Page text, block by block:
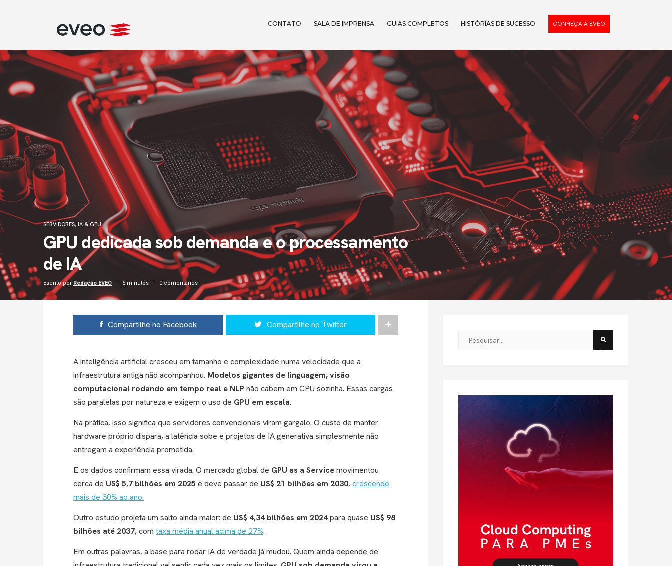
CONTATO SALA DE IMPRENSA GUIAS COMPLETOS HISTÓRIAS DE SUCESSO CONHEÇA A EVEO
SERVIDORES, IA & GPU
GPU dedicada sob demanda e o processamento
de IA
Escrito por Redação EVEO 5 minutos 0 comentários
Compartilhe no Facebook Compartilhe no Twitter
A inteligência artificial cresceu em tamanho e complexidade numa velocidade que a
infraestrutura antiga não acompanhou. Modelos gigantes de linguagem, visão
computacional rodando em tempo real e NLP não cabem em CPU sozinha. Essas cargas
são paralelas por natureza e exigem o uso de GPU em escala.
Na prática, isso significa que servidores convencionais viram gargalo. O custo de manter
hardware próprio dispara, a latência sobe e projetos de IA generativa simplesmente não
entregam a experiência prometida.
E os dados confirmam essa virada. O mercado global de GPU as a Servicemovimentou
cerca de US$ 5,7 bilhões em 2025 e deve passar de US$ 21 bilhões em 2030,crescendo
mais de 30% ao ano.
Outro estudo projeta um salto ainda maior: de US$ 4,34 bilhões em 2024para quase US$ 98
bilhões até 2037,com taxa média anual acima de 27%.
Em outras palavras, a base para rodar IA de verdade já mudou. Quem ainda depende de
Este é um campo de pesquisa com recurso de sugestão